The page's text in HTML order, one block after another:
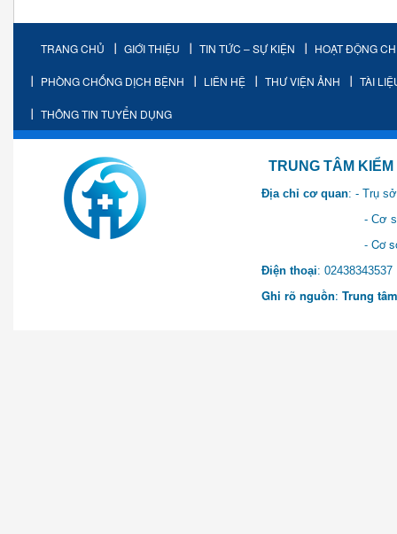
TRANG CHỦ GIỚI THIỆU TIN TỨC – SỰ KIỆN HOẠT ĐỘNG
PHÒNG CHỐNG DỊCH BỆNH LIÊN HỆ THƯ VIỆN ẢNH TÀI
THÔNG TIN TUYỂN DỤNG
TRUNG TÂM KIỂM SOÁT
Địa chỉ cơ quan: - Trụ
- Cơ sở 2: Khu Hành
- Cơ sở 3: Số 1 Ngõ 2
Điện thoại:
Ghi rõ nguồn: Trung